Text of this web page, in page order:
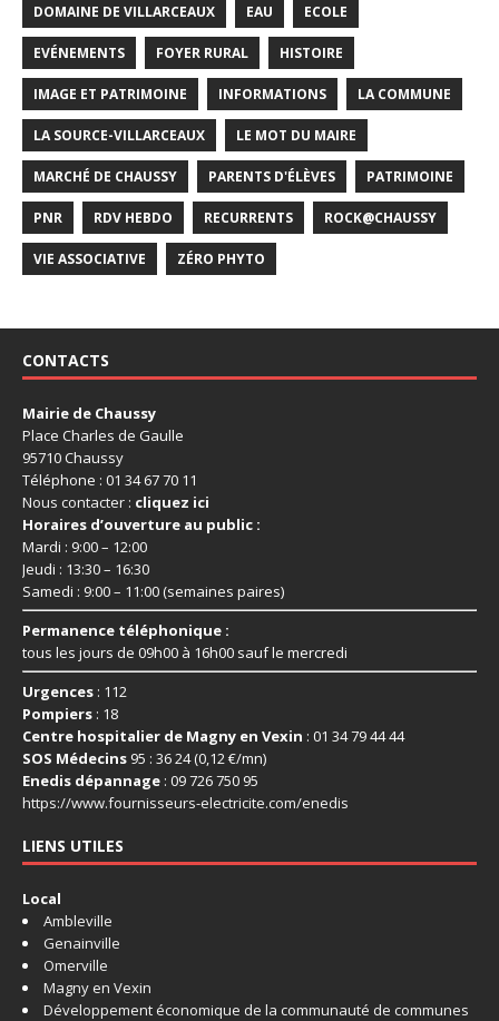
DOMAINE DE VILLARCEAUX EAU ECOLE
EVÉNEMENTS FOYER RURAL HISTOIRE
IMAGE ET PATRIMOINE INFORMATIONS LA COMMUNE
LA SOURCE-VILLARCEAUX LE MOT DU MAIRE
MARCHÉ DE CHAUSSY PARENTS D'ÉLÈVES PATRIMOINE
PNR RDV HEBDO RECURRENTS ROCK@CHAUSSY
VIE ASSOCIATIVE ZÉRO PHYTO
CONTACTS
Mairie de Chaussy
Place Charles de Gaulle
95710 Chaussy
Téléphone : 01 34 67 70 11
Nous contacter : cliquez ici
Horaires d’ouverture au public :
Mardi : 9:00 – 12:00
Jeudi : 13:30 – 16:30
Samedi : 9:00 – 11:00 (semaines paires)
Permanence téléphonique :
tous les jours de 09h00 à 16h00 sauf le mercredi
Urgences : 112
Pompiers : 18
Centre hospitalier de Magny en Vexin : 01 34 79 44 44
SOS Médecins 95 : 36 24 (0,12 €/mn)
Enedis dépannage : 09 726 750 95
https://www.fournisseurs-electricite.com/enedis
LIENS UTILES
Local
Ambleville
Genainville
Omerville
Magny en Vexin
Développement économique de la communauté de communes